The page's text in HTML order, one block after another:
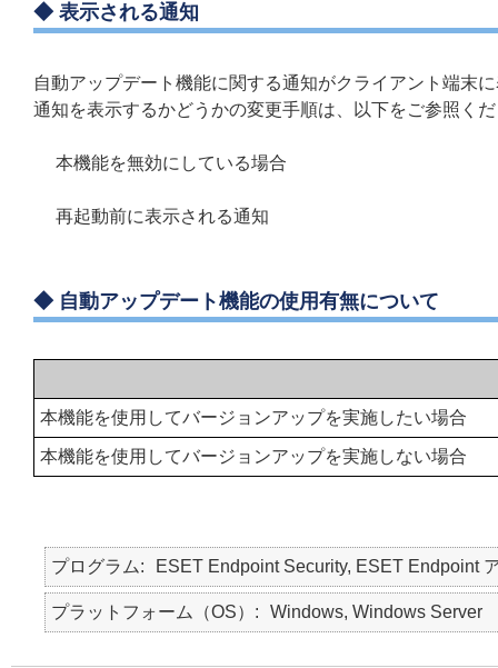
◆ 表示される通知
自動アップデート機能に関する通知がクライアント端末
通知を表示するかどうかの変更手順は、以下をご参照く
本機能を無効にしている場合
再起動前に表示される通知
◆ 自動アップデート機能の使用有無について
本機能を使用してバージョンアップを実施したい場合
本機能を使用してバージョンアップを実施しない場合
プログラム ESET Endpoint Security, ESET Endpoint
プラットフォーム（OS） Windows, Windows Server